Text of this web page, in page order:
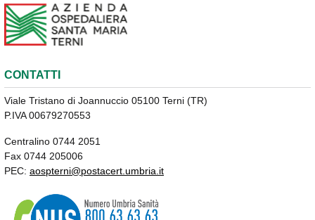
CONTATTI
Viale Tristano di Joannuccio 05100 Terni (TR)
P.IVA 00679270553
Centralino 0744 2051
Fax 0744 205006
PEC: aospterni@postacert.umbria.it